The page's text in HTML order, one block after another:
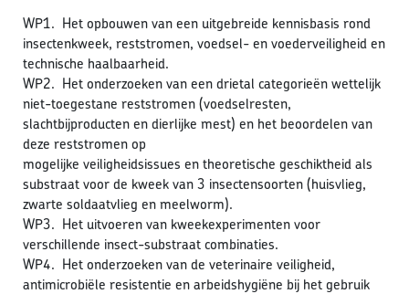
WP1. Het opbouwen van een uitgebreide kennisbasis rond
insectenkweek, reststromen, voedsel- en voederveiligheid en
technische haalbaarheid.
WP2. Het onderzoeken van een drietal categorieën wettelijk
niet-toegestane reststromen (voedselresten,
slachtbijproducten en dierlijke mest) en het beoordelen van
deze reststromen op
mogelijke veiligheidsissues en theoretische geschiktheid als
substraat voor de kweek van 3 insectensoorten (huisvlieg,
zwarte soldaatvlieg en meelworm).
WP3. Het uitvoeren van kweekexperimenten voor
verschillende insect-substraat combinaties.
WP4. Het onderzoeken van de veterinaire veiligheid,
antimicrobiële resistentie en arbeidshygiëne bij het gebruik